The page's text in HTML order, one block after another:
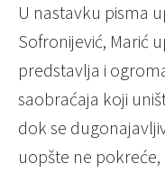
U nastavku pisma
Sofronijević, Marić
predstavlja i
saobraćaja koji
dok se
uopšte ne